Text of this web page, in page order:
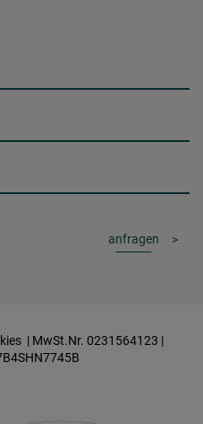
anfragen
| MwSt.Nr. 0231564123 |